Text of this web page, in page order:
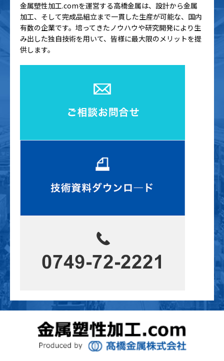
金属塑性加工.comを運営する高橋金属は、設計から金属
加工、そして完成品組立まで一貫した生産が可能な、国内
有数の企業です。培ってきたノウハウや研究開発により生
み出した独自技術を用いて、皆様に最大限のメリットを提
供します。